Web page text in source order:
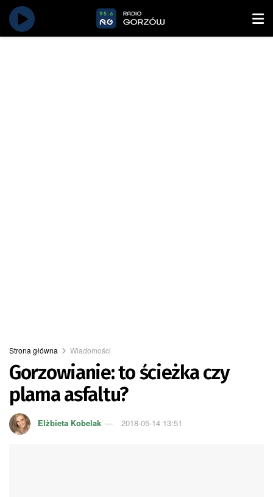
Strona główna Wiadomości
Gorzowianie: to ścieżka czy
plama asfaltu?
Elżbieta Kobelak 2018-05-14 13:51